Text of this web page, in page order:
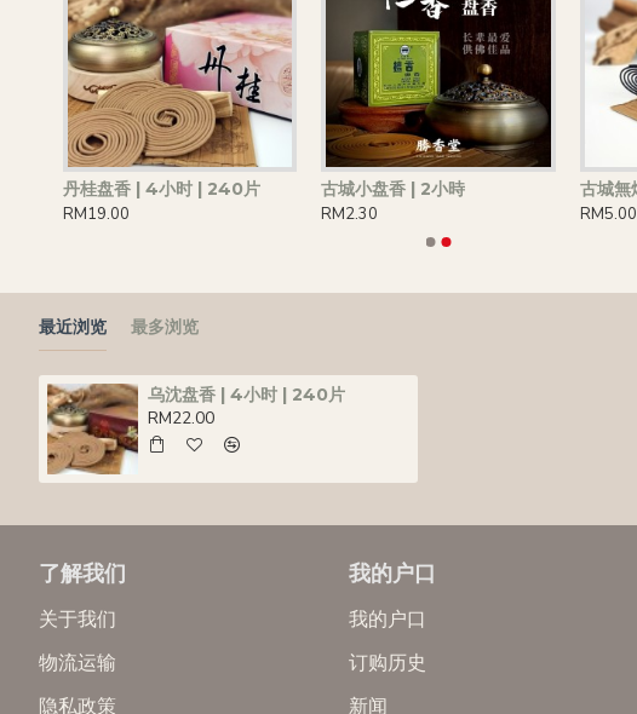
丹桂盘香 | 4小时 | 240片
RM19.00
古城小盘香 | 2小時
RM2.30
RM5.00
最近浏览 最多浏览
乌沈盘香 | 4小时 | 240片
RM22.00
了解我们
关于我们
物流运输
隐私政策
我的户口
我的户口
订购历史
新闻